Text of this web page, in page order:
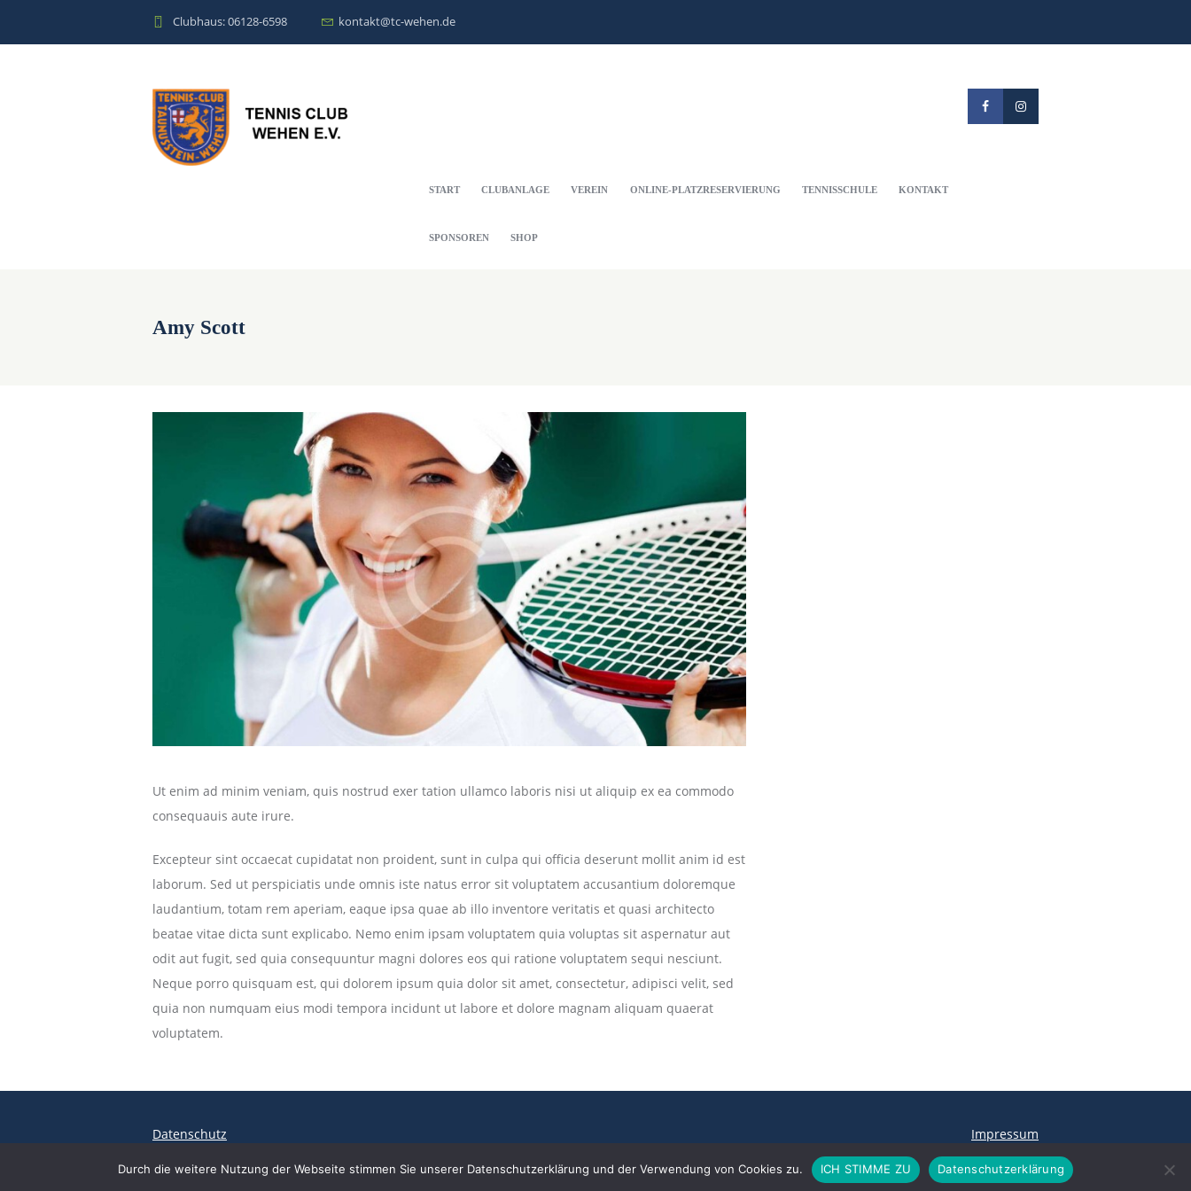
Clubhaus: 06128-6598 kontakt@tc-wehen.de
START CLUBANLAGE VEREIN ONLINE-PLATZRESERVIERUNG TENNISSCHULE KONTAKT
SPONSOREN SHOP
Amy Scott
Ut enim ad minim veniam, quis nostrud exer tation ullamco laboris nisi ut aliquip ex ea commodo
consequauis aute irure.
Excepteur sint occaecat cupidatat non proident, sunt in culpa qui officia deserunt mollit anim id est
laborum. Sed ut perspiciatis unde omnis iste natus error sit voluptatem accusantium doloremque
laudantium, totam rem aperiam, eaque ipsa quae ab illo inventore veritatis et quasi architecto
beatae vitae dicta sunt explicabo. Nemo enim ipsam voluptatem quia voluptas sit aspernatur aut
odit aut fugit, sed quia consequuntur magni dolores eos qui ratione voluptatem sequi nesciunt.
Neque porro quisquam est, qui dolorem ipsum quia dolor sit amet, consectetur, adipisci velit, sed
quia non numquam eius modi tempora incidunt ut labore et dolore magnam aliquam quaerat
voluptatem.
Datenschutz
Impressum
Durch die weitere Nutzung der Webseite stimmen Sie unserer Datenschutzerklärung und der Verwendung von Cookies zu. ICH STIMME ZU Datenschutzerklärung